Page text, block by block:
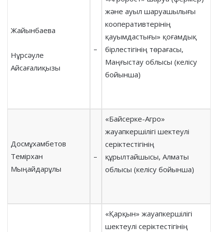
Жайынбаева
Нұрсәуле
Айсағалиқызы
–
және ауыл шаруашылығы
кооперативтерінің
қауымдастығы» қоғамдық
бірлестігінің төрағасы,
Маңғыстау облысы (келісу
бойынша)
Досмұхамбетов
Темірхан
Мыңайдарұлы
–
«Байсерке-Агро»
жауапкершілігі шектеулі
серіктестігінің
құрылтайшысы, Алматы
облысы (келісу бойынша)
«Қарқын» жауапкершілігі
шектеулі серіктестігінің